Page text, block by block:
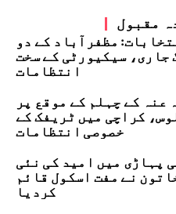
مقبول
مظفرآباد کے دو
جاری، سیکیورٹی کے سخت
انتظامات
عنہ کے چہلم کے موقع پر
کراچی میں ٹریفک کے
خصوصی انتظامات
پہاڑی میں امید کی نئی
نے مفت اسکول قائم
کردیا